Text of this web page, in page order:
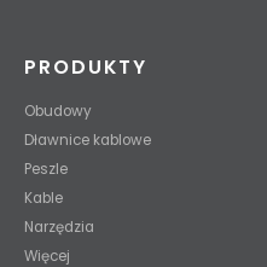
PRODUKTY
Obudowy
Dławnice kablowe
Peszle
Kable
Narzędzia
Więcej